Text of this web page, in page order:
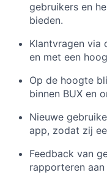
gebruikers en
bieden.
Klantvragen via
en met een
Op de hoogte
binnen BUX en
Nieuwe
app, zodat zij
Feedback van
rapporteren